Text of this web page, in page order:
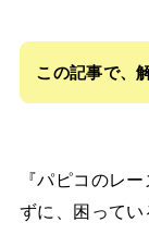
この記事で、
『パピコのレ
ずに、困ってい